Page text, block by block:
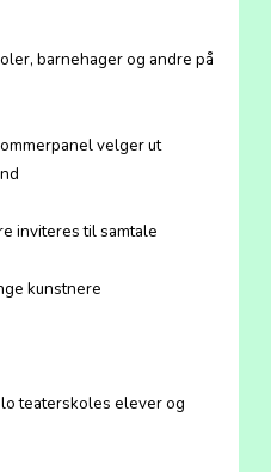
barnehager og andre på
velger ut
inviteres til samtale
kunstnere
teaterskoles elever og